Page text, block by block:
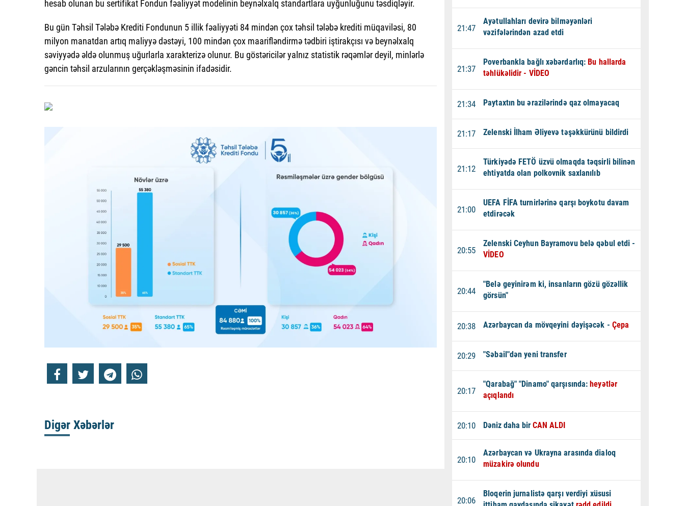
hesab olunan bu sertifikat Fondun fəaliyyət modelinin beynəlxalq standartlara uyğunluğunu təsdiqləyir.
Bu gün Təhsil Tələbə Krediti Fondunun 5 illik fəaliyyəti 84 mindən çox təhsil tələbə krediti müqaviləsi, 80
milyon manatdan artıq maliyyə dəstəyi, 100 mindən çox maarifləndirmə tədbiri iştirakçısı və beynəlxalq
səviyyədə əldə olunmuş uğurlarla xarakterizə olunur. Bu göstəricilər yalnız statistik rəqəmlər deyil, minlərlə
gəncin təhsil arzularının gerçəkləşməsinin ifadəsidir.
Digər Xəbərlər
21:47
Ayətullahları devirə bilməyənləri
vəzifələrindən azad etdi
21:37
Poverbankla bağlı xəbərdarlıq: Bu hallarda
təhlükəlidir - VİDEO
21:34 Paytaxtın bu ərazilərində qaz olmayacaq
21:17 Zelenski İlham Əliyevə təşəkkürünü bildirdi
21:12
Türkiyədə FETÖ üzvü olmaqda təqsirli bilinən
ehtiyatda olan polkovnik saxlanılıb
21:00
UEFA FİFA turnirlərinə qarşı boykotu davam
etdirəcək
20:55
Zelenski Ceyhun Bayramovu belə qəbul etdi -
VİDEO
20:44
"Belə geyinirəm ki, insanların gözü gözəllik
görsün"
20:38 Azərbaycan da mövqeyini dəyişəcək - Çepa
20:29 "Səbail"dən yeni transfer
20:17
"Qarabağ" "Dinamo" qarşısında:heyətlər
açıqlandı
20:10 Dəniz daha birCAN ALDI
20:10
Azərbaycan və Ukrayna arasında dialoq
müzakirə olundu
20:06
Bloqerin jurnalistə qarşı verdiyi xüsusi